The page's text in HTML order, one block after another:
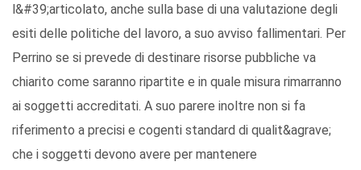
l&#39;articolato, anche sulla base di una valutazione degli
esiti delle politiche del lavoro, a suo avviso fallimentari. Per
Perrino se si prevede di destinare risorse pubbliche va
chiarito come saranno ripartite e in quale misura rimarranno
ai soggetti accreditati. A suo parere inoltre non si fa
riferimento a precisi e cogenti standard di qualit&agrave;
che i soggetti devono avere per mantenere